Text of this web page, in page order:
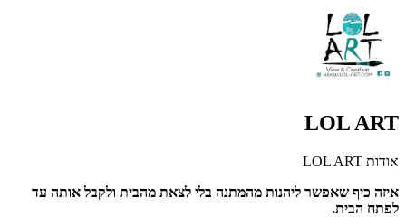
LOL ART
אודות LOL ART
איזה כיף שאפשר ליהנות מהמתנה בלי לצאת מהבית ולקבל אותה עד
לפתח הבית.